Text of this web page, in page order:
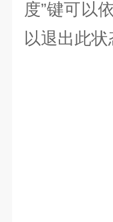
度”键可以
以退出此